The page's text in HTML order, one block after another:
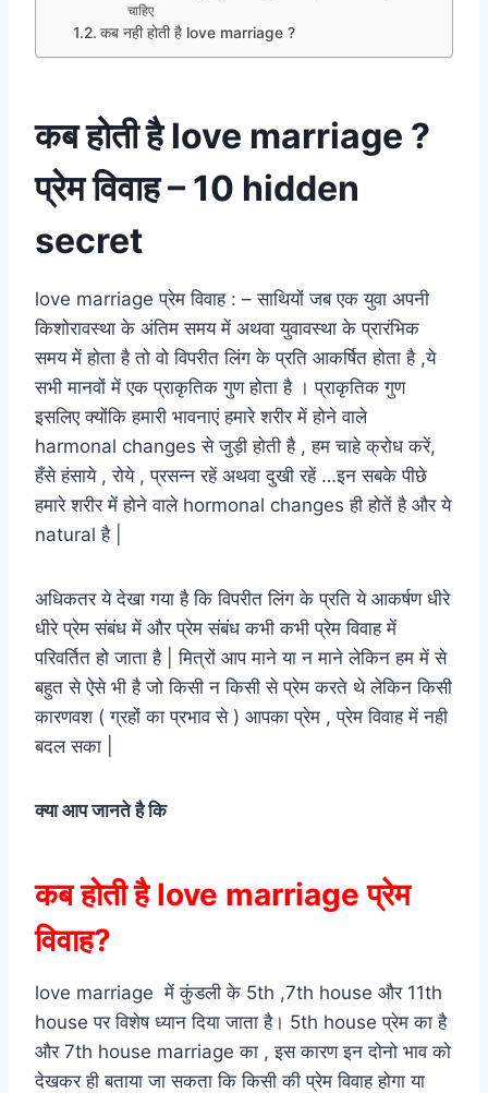
चाहिए
कब नही होती है love marriage ?
कब होती है love marriage ?
प्रेम विवाह – 10 hidden
secret
love marriage प्रेम विवाह : – साथियों जब एक युवा अपनी
किशोरावस्था के अंतिम समय में अथवा युवावस्था के प्रारंभिक
समय में होता है तो वो विपरीत लिंग के प्रति आकर्षित होता है ,ये
सभी मानवों में एक प्राकृतिक गुण होता है । प्राकृतिक गुण
इसलिए क्योंकि हमारी भावनाएं हमारे शरीर में होने वाले
harmonal changes से जुड़ी होती है , हम चाहे क्रोध करें,
हँसे हंसाये , रोये , प्रसन्न रहें अथवा दुखी रहें …इन सबके पीछे
हमारे शरीर में होने वाले hormonal changes ही होतें है और ये
natural है |
अधिकतर ये देखा गया है कि विपरीत लिंग के प्रति ये आकर्षण धीरे
धीरे प्रेम संबंध में और प्रेम संबंध कभी कभी प्रेम विवाह में
परिवर्तित हो जाता है | मित्रों आप माने या न माने लेकिन हम में से
बहुत से ऐसे भी है जो किसी न किसी से प्रेम करते थे लेकिन किसी
कारणवश ( ग्रहों का प्रभाव से ) आपका प्रेम , प्रेम विवाह में नही
बदल सका |
क्या आप जानते है कि
कब होती है love marriage प्रेम
विवाह?
love marriage में कुंडली के 5th ,7th house और 11th
house पर विशेष ध्यान दिया जाता है। 5th house प्रेम का है
और 7th house marriage का , इस कारण इन दोनो भाव को
देखकर ही बताया जा सकता कि किसी की प्रेम विवाह होगा या